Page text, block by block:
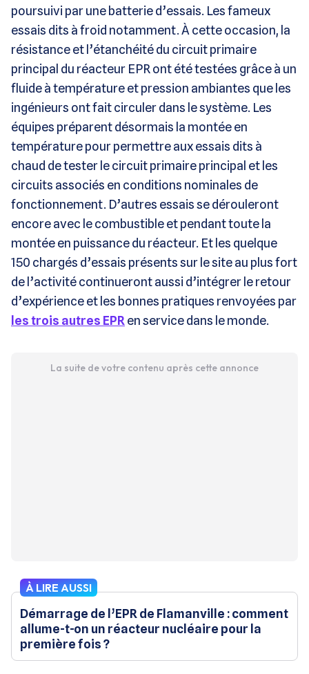
poursuivi par une batterie d’essais. Les fameux
essais dits à froid notamment. À cette occasion, la
résistance et l’étanchéité du circuit primaire
principal du réacteur EPR ont été testées grâce à un
fluide à température et pression ambiantes que les
ingénieurs ont fait circuler dans le système. Les
équipes préparent désormais la montée en
température pour permettre aux essais dits à
chaud de tester le circuit primaire principal et les
circuits associés en conditions nominales de
fonctionnement. D’autres essais se dérouleront
encore avec le combustible et pendant toute la
montée en puissance du réacteur. Et les quelque
150 chargés d’essais présents sur le site au plus fort
de l’activité continueront aussi d’intégrer le retour
d’expérience et les bonnes pratiques renvoyées par
les trois autres EPR en service dans le monde.
La suite de votre contenu après cette annonce
À LIRE AUSSI
Démarrage de l’EPR de Flamanville : comment
allume-t-on un réacteur nucléaire pour la
première fois ?